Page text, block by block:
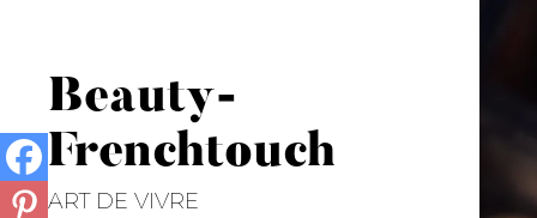
Beauty-
Frenchtouch
ART DE VIVRE